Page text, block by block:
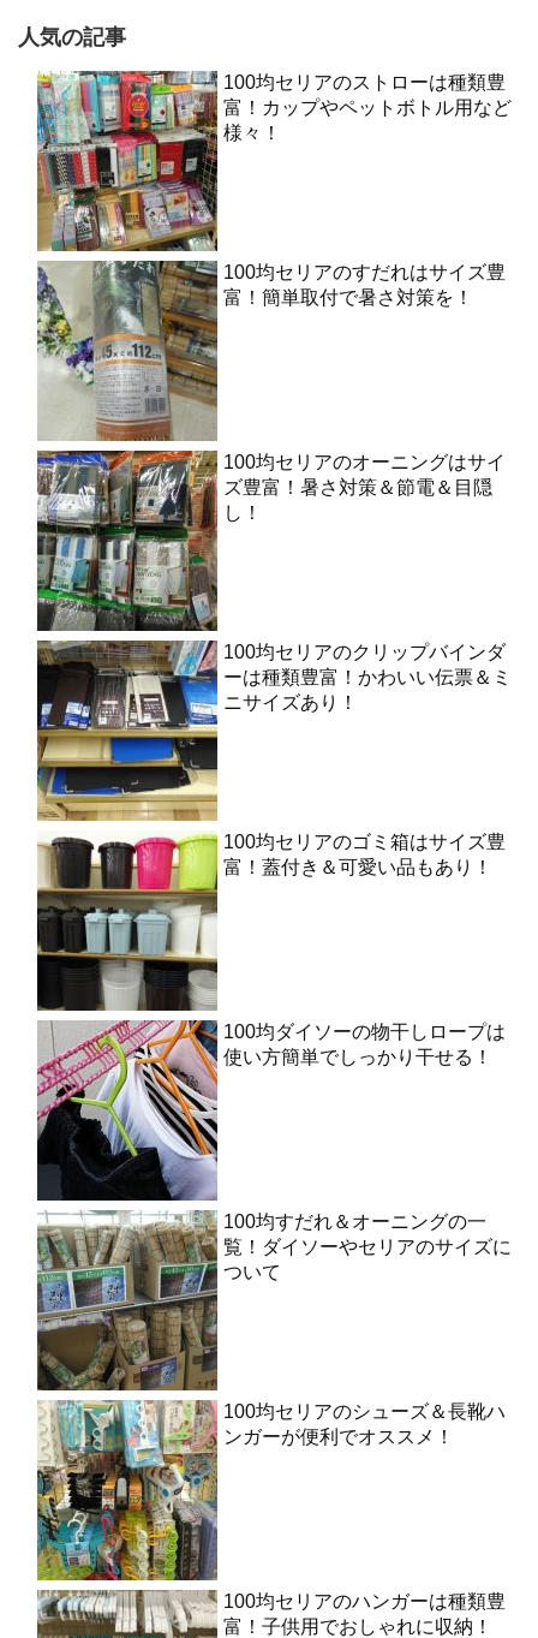
人気の記事
100均セリアのストローは種類豊
富！カップやペットボトル用など
様々！
100均セリアのすだれはサイズ豊
富！簡単取付で暑さ対策を！
100均セリアのオーニングはサイ
ズ豊富！暑さ対策＆節電＆目隠
し！
100均セリアのクリップバインダ
ーは種類豊富！かわいい伝票＆ミ
ニサイズあり！
100均セリアのゴミ箱はサイズ豊
富！蓋付き＆可愛い品もあり！
100均ダイソーの物干しロープは
使い方簡単でしっかり干せる！
100均すだれ＆オーニングの一
覧！ダイソーやセリアのサイズに
ついて
100均セリアのシューズ＆長靴ハ
ンガーが便利でオススメ！
100均セリアのハンガーは種類豊
富！子供用でおしゃれに収納！